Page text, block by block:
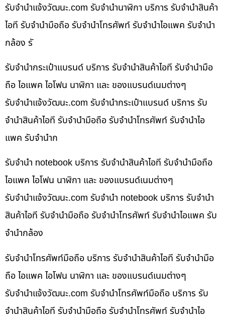
รับจํานําแจ้งวัฒนะ.com รับจำนำนาฬิกา บริการ รับจำนำสินค้า
ไอที รับจำนำมือถือ รับจำนำโทรศัพท์ รับจำนำไอแพค รับจำนำ
กล้อง รั
รับจำนำกระเป๋าแบรนด์ บริการ รับจำนำสินค้าไอที รับจำนำมือ
ถือ ไอแพค ไอโฟน นาฬิกา และ ของแบรนด์เนมต่างๆ
รับจํานําแจ้งวัฒนะ.com รับจำนำกระเป๋าแบรนด์ บริการ รับ
จำนำสินค้าไอที รับจำนำมือถือ รับจำนำโทรศัพท์ รับจำนำไอ
แพค รับจำนำก
รับจำนำ notebook บริการ รับจำนำสินค้าไอที รับจำนำมือถือ
ไอแพค ไอโฟน นาฬิกา และ ของแบรนด์เนมต่างๆ
รับจํานําแจ้งวัฒนะ.com รับจำนำ notebook บริการ รับจำนำ
สินค้าไอที รับจำนำมือถือ รับจำนำโทรศัพท์ รับจำนำไอแพค รับ
จำนำกล้อง
รับจำนำโทรศัพท์มือถือ บริการ รับจำนำสินค้าไอที รับจำนำมือ
ถือ ไอแพค ไอโฟน นาฬิกา และ ของแบรนด์เนมต่างๆ
รับจํานําแจ้งวัฒนะ.com รับจำนำโทรศัพท์มือถือ บริการ รับ
จำนำสินค้าไอที รับจำนำมือถือ รับจำนำโทรศัพท์ รับจำนำไอ